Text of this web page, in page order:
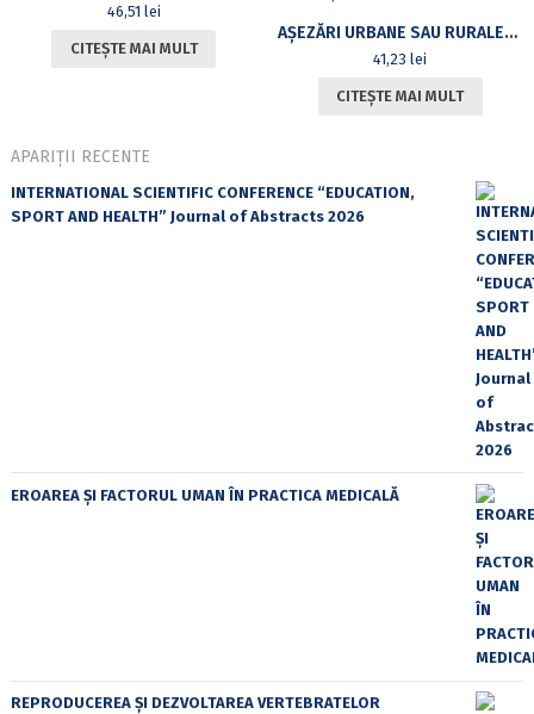
46,51 lei
CITEȘTE MAI MULT
AȘEZĂRI URBANE SAU RURALE? ORAȘELE DIN ȚĂRILE ROMÂNE DE LA SFÂRȘITUL SECOLULUI AL 17-LEA LA ÎNCEPUTUL SECOLULUI AL 19-LEA
41,23lei
CITEȘTE MAI MULT
APARIȚII RECENTE
INTERNATIONAL SCIENTIFIC CONFERENCE “EDUCATION,
SPORT AND HEALTH” Journal of Abstracts 2026
EROAREA ȘI FACTORUL UMAN ÎN PRACTICA MEDICALĂ
REPRODUCEREA ȘI DEZVOLTAREA VERTEBRATELOR